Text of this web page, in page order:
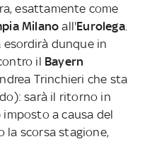
esattamente come
Milanoall'Eurolega.
esordirà dunque in
il Bayern
Trinchieri che sta
sarà il ritorno in
a causa del
la scorsa stagione,